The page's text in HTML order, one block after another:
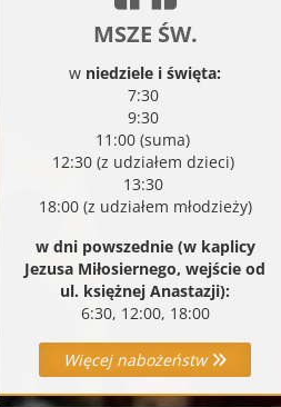
MSZE ŚW.
w niedziele i święta:
7:30
9:30
11:00 (suma)
12:30 (z udziałem dzieci)
13:30
18:00 (z udziałem młodzieży)
w dni powszednie (w kaplicy
Jezusa Miłosiernego, wejście od
ul. księżnej Anastazji):
6:30, 12:00, 18:00
Więcej nabożeństw